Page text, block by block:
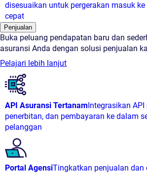
disesuaikan untuk pergerakan masuk
cepat
Penjualan
Buka peluang pendapatan baru dan
asuransi Anda dengan solusi penjualan
Pelajari lebih lanjut
API Asuransi TertanamIntegrasikan
penerbitan, dan pembayaran ke dalam
pelanggan
Portal AgensiTingkatkan penjualan dan